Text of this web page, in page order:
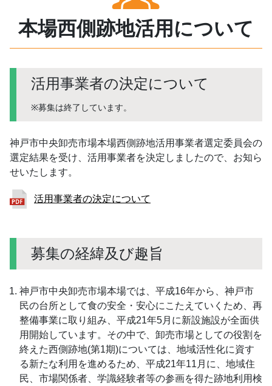
本場西側跡地活用について
活用事業者の決定について
※募集は終了しています。
神戸市中央卸売市場本場西側跡地活用事業者選定委員会の
選定結果を受け、活用事業者を決定しましたので、お知ら
せいたします。
活用事業者の決定について
募集の経緯及び趣旨
神戸市中央卸売市場本場では、平成16年から、神戸市
民の台所として食の安全・安心にこたえていくため、再
整備事業に取り組み、平成21年5月に新設施設が全面供
用開始しています。その中で、卸売市場としての役割を
終えた西側跡地(第1期)については、地域活性化に資す
る新たな利用を進めるため、平成21年11月に、地域住
民、市場関係者、学識経験者等の参画を得た跡地利用検